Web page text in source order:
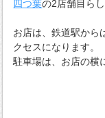
四つ葉の2店舗目らし
お店は、鉄道駅から
クセスになります。
駐車場は、お店の横